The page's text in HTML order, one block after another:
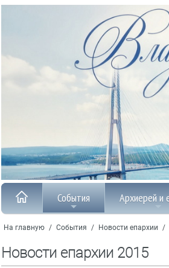
События Архиерей и
На главную / События / Новости епархии /
Новости епархии 2015